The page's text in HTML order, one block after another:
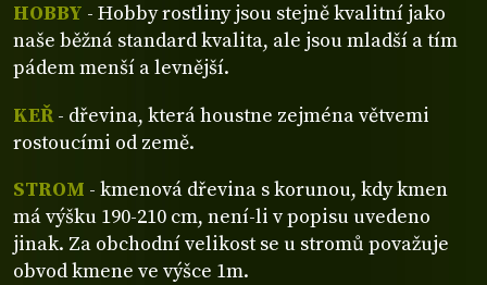
HOBBY - Hobby rostliny jsou stejně kvalitní jako
naše běžná standard kvalita, ale jsou mladší a tím
pádem menší a levnější.
KEŘ- dřevina, která houstne zejména větvemi
rostoucími od země.
STROM - kmenová dřevina s korunou, kdy kmen
má výšku 190-210 cm, není-li v popisu uvedeno
jinak. Za obchodní velikost se u stromů považuje
obvod kmene ve výšce 1m.